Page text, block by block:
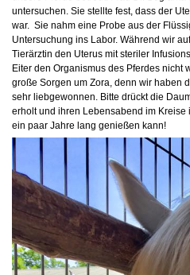
untersuchen. Sie stellte fest, dass der
war. Sie nahm eine Probe aus der
Untersuchung ins Labor. Während wir
Tierärztin den Uterus mit steriler
Eiter den Organismus des Pferdes nicht
große Sorgen um Zora, denn wir haben
sehr liebgewonnen. Bitte drückt die
erholt und ihren Lebensabend im
ein paar Jahre lang genießen kann!